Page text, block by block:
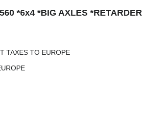
*6x4 *BIG AXLES *RETARDER
TAXES TO EUROPE